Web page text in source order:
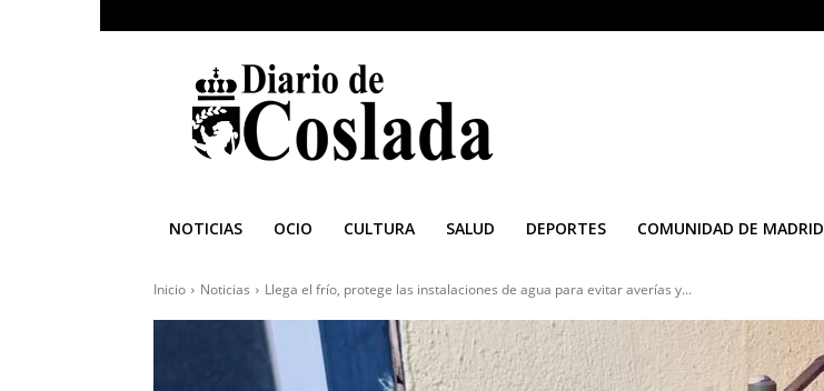
Diario
de
Coslada
NOTICIAS OCIO CULTURA SALUD DEPORTES COMUNIDAD DE MADRID
Inicio Noticias Llega el frío, protege las instalaciones de agua para evitar averías y...